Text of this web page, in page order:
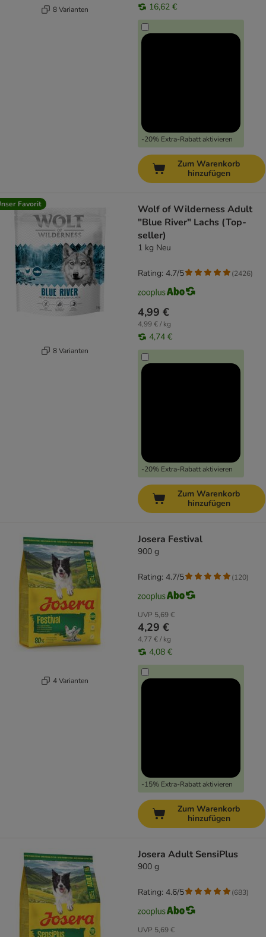
8 Varianten 16,62 €
-20% Extra-Rabatt aktivieren
Zum Warenkorb
hinzufügen
Favorit
8 Varianten
Wolf of Wilderness Adult
"Blue River" Lachs (Top-
seller)
1 kg Neu
4,99 €
4,99 € / kg
4,74 €
-20% Extra-Rabatt aktivieren
Rating: 4.7/5 (2426)
Zum Warenkorb
hinzufügen
4 Varianten
Josera Festival
900 g
UVP 5,69 €
4,29 €
4,77 € / kg
4,08 €
-15% Extra-Rabatt aktivieren
Rating: 4.7/5 (120)
Zum Warenkorb
hinzufügen
Josera Adult SensiPlus
900 g
UVP 5,69 €
Rating: 4.6/5 (683)